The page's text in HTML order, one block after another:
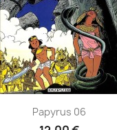
Papyrus 06